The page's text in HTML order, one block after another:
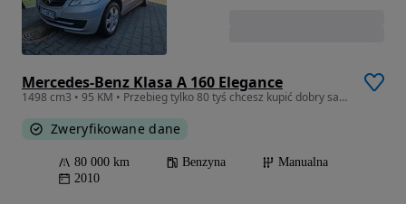
Mercedes-Benz Klasa A 160 Elegance
1498 cm3 • 95 KM • Przebieg tylko 80 tyś chcesz kupić dobry samochód zapraszamy
Zweryfikowane dane
80 000 km Benzyna
Manualna
2010